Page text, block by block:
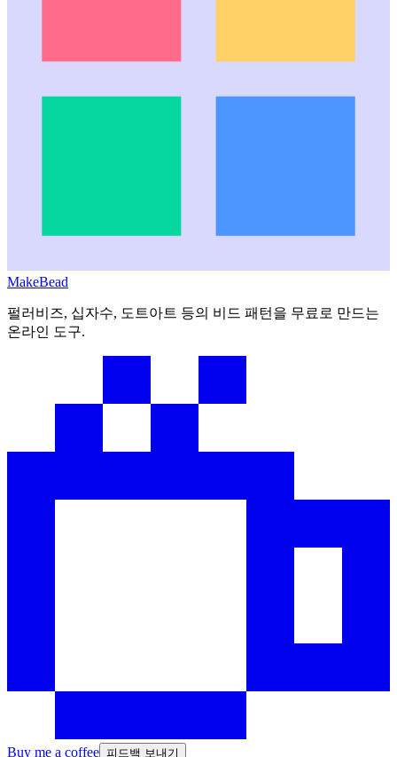
MakeBead
펄러비즈, 십자수, 도트아트 등의 비드 패턴을 무료로 만드는
온라인 도구.
Buy me a coffee 피드백 보내기